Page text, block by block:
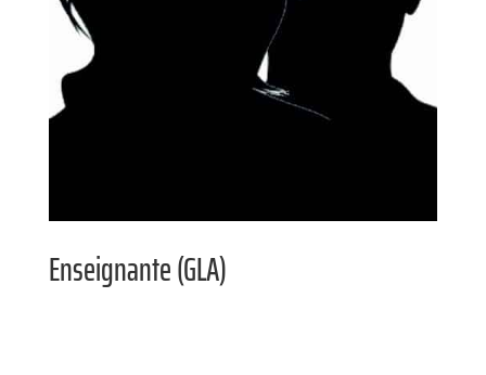
Enseignante (GLA)